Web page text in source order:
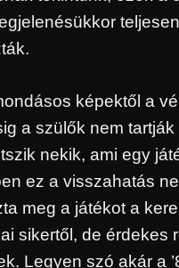
teljesen
képektől a
a szülők nem
nekik, ami egy
ez a visszahatás
meg a játékot a
sikertől, de érdekes
Legyen szó akár a